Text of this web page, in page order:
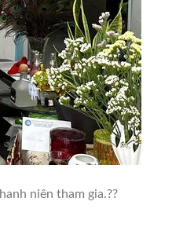
niên tham gia.??